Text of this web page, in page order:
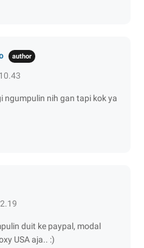
ngumpulin nih gan tapi kok ya
duit ke paypal, modal
USA aja.. :)